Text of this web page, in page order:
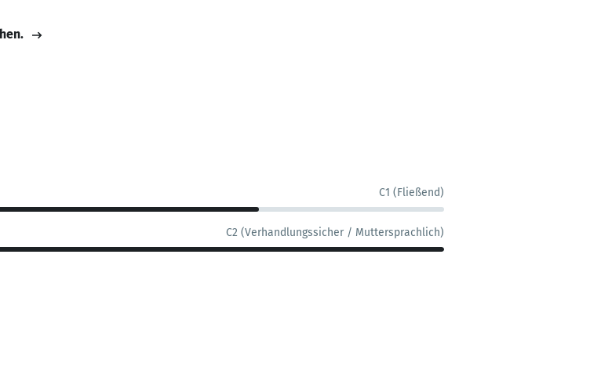
C1 (Fließend)
C2 (Verhandlungssicher / Muttersprachlich)